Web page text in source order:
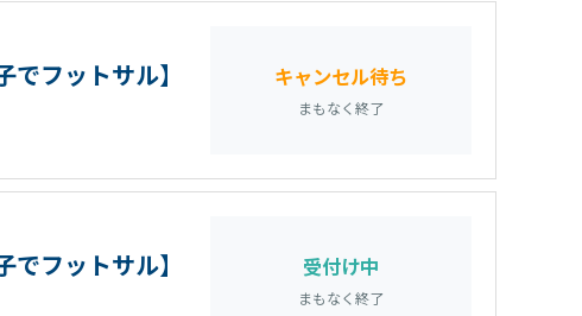
フットサル】 キャンセル待ち
まもなく終了
フットサル】 受付け中
まもなく終了